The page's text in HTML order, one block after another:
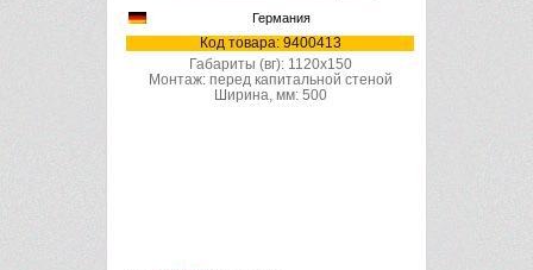
Германия
перед капитальной стеной
Германия
Код товара: 9400405
Габариты (вг): 1120x150
Монтаж: перед капитальной стеной